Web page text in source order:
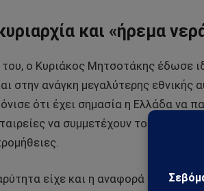
και «ήρεμα
του, ο Κυριάκος Μητσοτάκης έδωσε
στην ανάγκη μεγαλύτερης
ότι έχει σημασία η Ελλάδα να
να συμμετέχουν
είχε και η αναφορά του στα